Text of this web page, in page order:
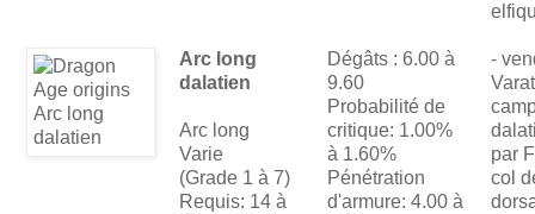
Arc long
dalatien
Arc long
Varie
(Grade 1 à 7)
Requis: 14 à
Dégâts : 6.00 à
9.60
Probabilité de
critique: 1.00%
à 1.60%
Pénétration
d'armure: 4.00 à
-
par
col